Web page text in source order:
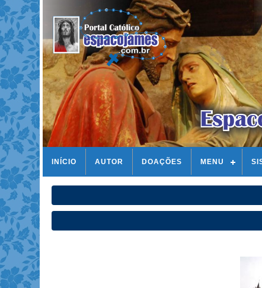
INÍCIO AUTOR DOAÇÕES MENU